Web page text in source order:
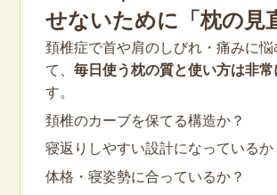
せないために「枕の見
頚椎症で首や肩のしびれ・痛みに悩
て、 毎日使う枕の質と使い方は非常
す。
頚椎のカーブを保てる構造か？
寝返りしやすい設計になっているか
体格・寝姿勢に合っているか？